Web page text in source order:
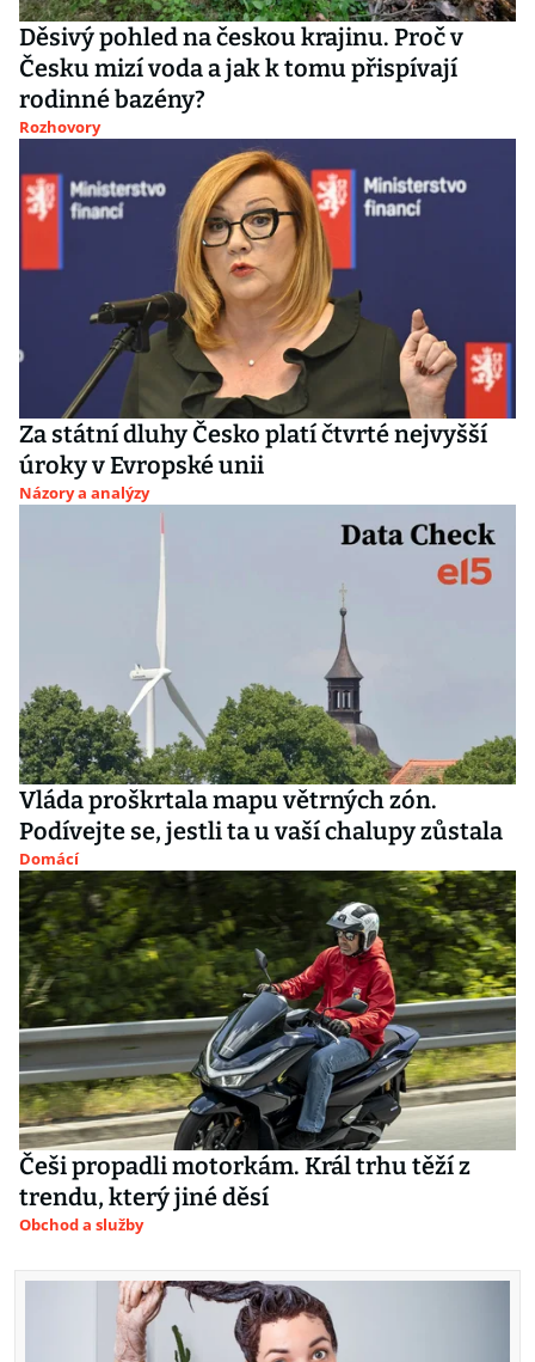
Děsivý pohled na českou krajinu. Proč v
Česku mizí voda a jak k tomu přispívají
rodinné bazény?
Rozhovory
Za státní dluhy Česko platí čtvrté nejvyšší
úroky v Evropské unii
Názory a analýzy
Vláda proškrtala mapu větrných zón.
Podívejte se, jestli ta u vaší chalupy zůstala
Domácí
Češi propadli motorkám. Král trhu těží z
trendu, který jiné děsí
Obchod a služby